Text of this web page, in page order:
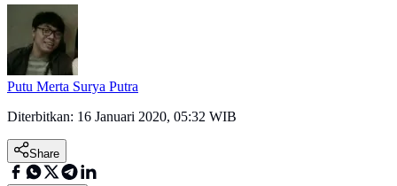
Putu Merta Surya Putra
Diterbitkan: 16 Januari 2020, 05:32 WIB
Share